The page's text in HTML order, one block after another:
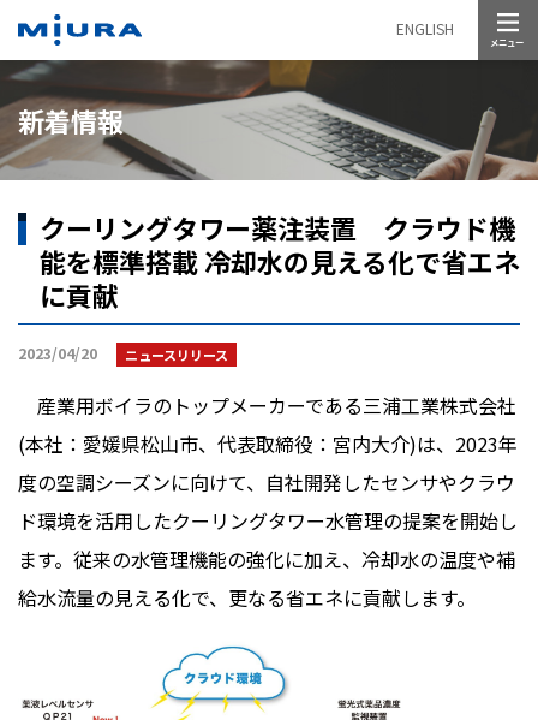
ENGLISH
新着情報
クーリングタワー薬注装置 クラウド機
能を標準搭載 冷却水の見える化で省エネ
に貢献
2023/04/20 ニュースリリース
産業用ボイラのトップメーカーである三浦工業株式会社
(本社：愛媛県松山市、代表取締役：宮内大介)は、2023年
度の空調シーズンに向けて、自社開発したセンサやクラウ
ド環境を活用したクーリングタワー水管理の提案を開始し
ます。従来の水管理機能の強化に加え、冷却水の温度や補
給水流量の見える化で、更なる省エネに貢献します。